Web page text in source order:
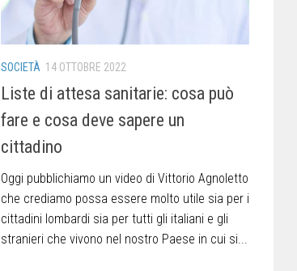
SOCIETÀ 14 OTTOBRE 2022
Liste di attesa sanitarie: cosa può
fare e cosa deve sapere un
cittadino
Oggi pubblichiamo un video di Vittorio Agnoletto
che crediamo possa essere molto utile sia per i
cittadini lombardi sia per tutti gli italiani e gli
stranieri che vivono nel nostro Paese in cui si...